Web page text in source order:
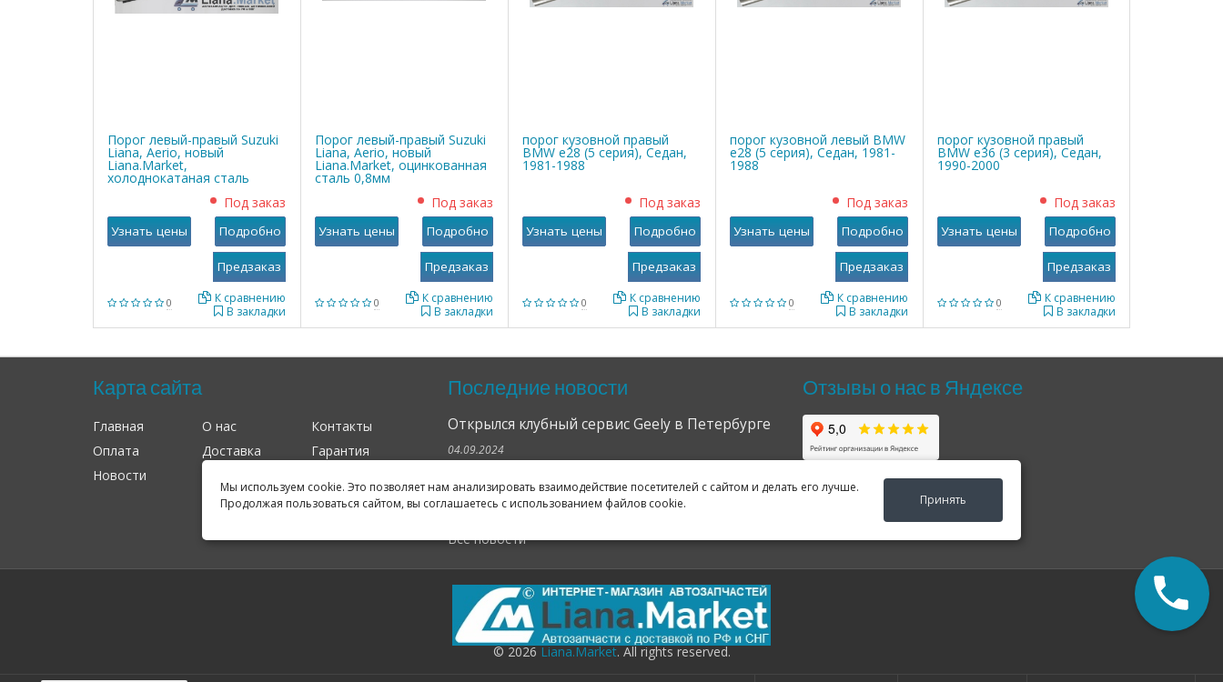
Мы используем cookie. Это позволяет нам анализировать взаимодействие посетителей с сайтом и делать его лучше.
Продолжая пользоваться сайтом, вы соглашаетесь с использованием файлов cookie.
Принять
Порог левый-правый Suzuki
Liana, Aerio, новый
Liana.Market,
холоднокатаная сталь
0,8мм
0
Под заказ
В закладки
К сравнению
Узнать цены Подробно
Порог левый-правый Suzuki
Liana, Aerio, новый
Liana.Market, оцинкованная
сталь 0,8мм
0
Под заказ
В закладки
К сравнению
Узнать цены Подробно
порог кузовной правый
BMW е28 (5 серия), Седан,
1981-1988
0
Под заказ
В закладки
К сравнению
Узнать цены Подробно
порог кузовной левый BMW
е28 (5 серия), Седан, 1981-
1988
0
Под заказ
В закладки
К сравнению
Узнать цены Подробно
порог кузовной правый
BMW е36 (3 серия), Седан,
1990-2000
0
Под заказ
В закладки
К сравнению
Узнать цены Подробно
Карта сайта
Главная О нас
Контакты
Оплата
Доставка
Гарантия
Новости
Последние новости
Открылся клубный сервис Geely в Петербурге
04.09.2024
Отзывы о нас в Яндексе и Гугле
11.02.2019
Все новости
Отзывы о нас в Яндексе
© 2026Liana.Market. All rights reserved.